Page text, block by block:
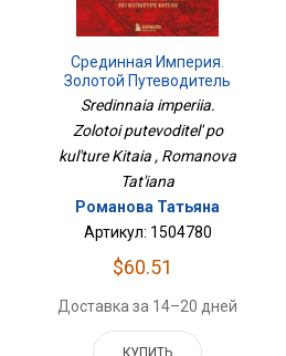
Срединная Империя.
Золотой Путеводитель
По Культуре Китая
Sredinnaia imperiia.
Zolotoi putevoditel' po
kul'ture Kitaia , Romanova
Tat'iana
Романова Татьяна
Артикул: 1504780
$60.51
Доставка за 14–20 дней
КУПИТЬ